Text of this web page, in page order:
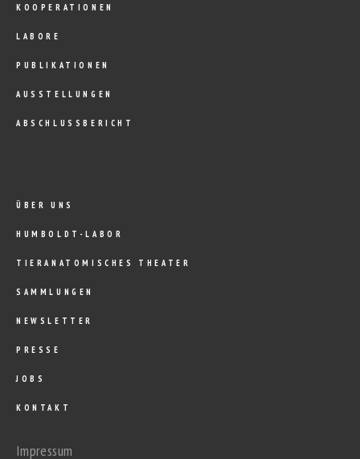
KOOPERATIONEN
LABORE
PUBLIKATIONEN
AUSSTELLUNGEN
ABSCHLUSSBERICHT
ÜBER UNS
HUMBOLDT-LABOR
TIERANATOMISCHES THEATER
SAMMLUNGEN
NEWSLETTER
PRESSE
JOBS
KONTAKT
Impressum